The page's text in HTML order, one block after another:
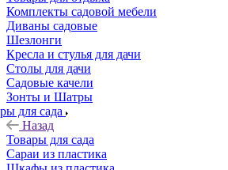
Комплекты садовой мебели
Диваны садовые
Шезлонги
Кресла и стулья для дачи
Столы для дачи
Садовые качели
Зонты и Шатры
для сада
Назад
Товары для сада
Сараи из пластика